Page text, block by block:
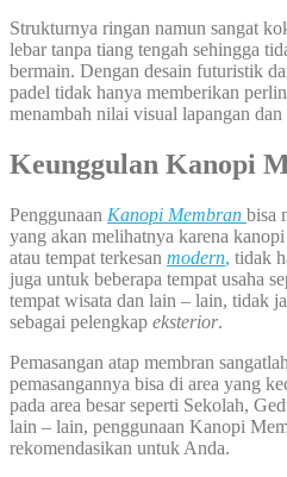
Strukturnya ringan namun sangat
lebar tanpa tiang tengah sehingga
bermain. Dengan desain futuristik
padel tidak hanya memberikan
menambah nilai visual lapangan dan
Keunggulan Kanopi
Penggunaan Kanopi Membran bisa
yang akan melihatnya karena
atau tempat terkesan modern, tidak
juga untuk beberapa tempat usaha
tempat wisata dan lain – lain, tidak
sebagai pelengkap eksterior.
Pemasangan atap membran
pemasangannya bisa di area yang
pada area besar seperti Sekolah,
lain – lain, penggunaan Kanopi
rekomendasikan untuk Anda.